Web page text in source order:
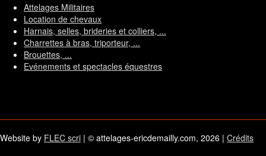
Attelages Militaires
Location de chevaux
Harnais, selles, brideries et colliers, ...
Charrettes à bras, triporteur, ...
Brouettes, ...
Evénements et spectacles équestres
Website by FLEC scri | © attelages-ericdemailly.com, 2026 | Crédits